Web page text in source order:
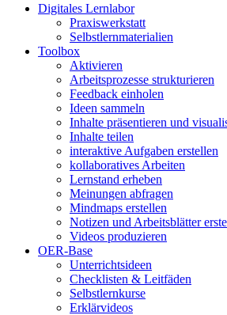
Digitales Lernlabor
Praxiswerkstatt
Selbstlernmaterialien
Toolbox
Aktivieren
Arbeitsprozesse strukturieren
Feedback einholen
Ideen sammeln
Inhalte präsentieren und
Inhalte teilen
interaktive Aufgaben erstellen
kollaboratives Arbeiten
Lernstand erheben
Meinungen abfragen
Mindmaps erstellen
Notizen und Arbeitsblätter
Videos produzieren
OER-Base
Unterrichtsideen
Checklisten & Leitfäden
Selbstlernkurse
Erklärvideos